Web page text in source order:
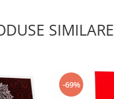
SIMILARE
-69%